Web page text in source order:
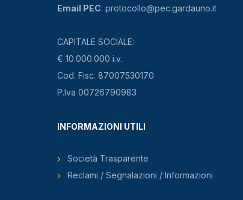
Email PEC: protocollo@pec.gardauno.it
CAPITALE SOCIALE:
€ 10.000.000 i.v.
Cod. Fisc. 87007530170
P.Iva 00726790983
INFORMAZIONI UTILI
Società Trasparente
Reclami / Segnalazioni / Informazioni